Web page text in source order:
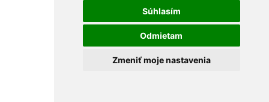
Súhlasím
Odmietam
Zmeniť moje nastavenia